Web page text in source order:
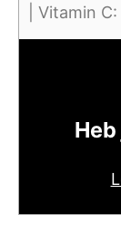
Vitamin C: